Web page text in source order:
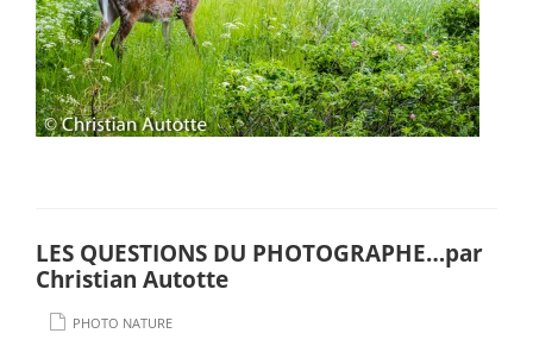
LES QUESTIONS DU PHOTOGRAPHE…par
Christian Autotte
PHOTO NATURE